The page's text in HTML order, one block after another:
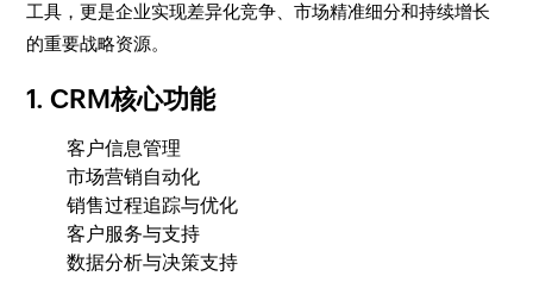
工具，更是企业实现差异化竞争、市场精准细分和持续增长
的重要战略资源。
1. CRM核心功能
客户信息管理
市场营销自动化
销售过程追踪与优化
客户服务与支持
数据分析与决策支持